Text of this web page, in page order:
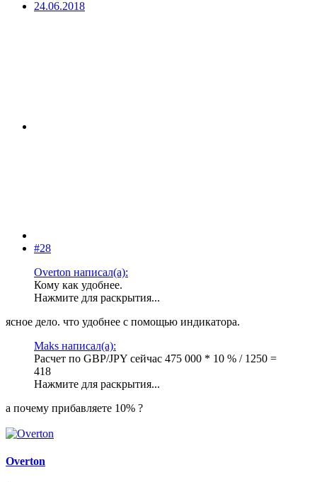
24.06.2018
#28
Overton написал(а):
Кому как удобнее.
Нажмите для раскрытия...
ясное дело. что удобнее с помощью индикатора.
Maks написал(а):
Расчет по GBP/JPY сейчас 475 000 * 10 % / 1250 =
418
Нажмите для раскрытия...
а почему прибавляете 10% ?
Overton